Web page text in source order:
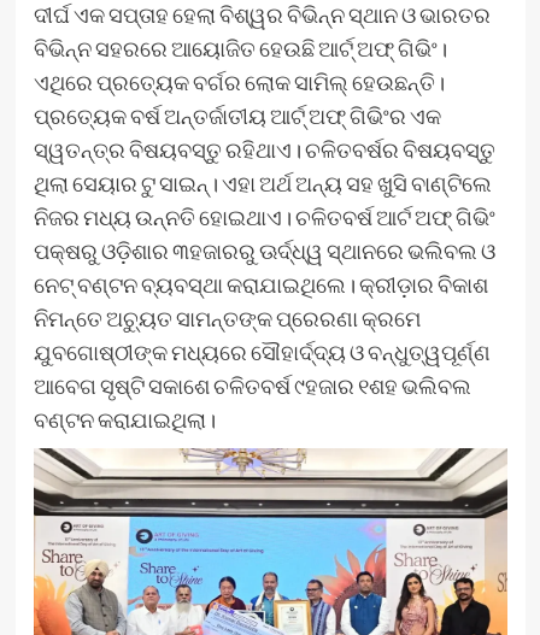
ଦୀର୍ଘ ଏକ ସପ୍ତାହ ହେଲା ବିଶ୍ୱର ବିଭିନ୍ନ ସ୍ଥାନ ଓ ଭାରତର
ବିଭିନ୍ନ ସହରରେ ଆୟୋଜିତ ହେଉଛି ଆର୍ଟ୍ ଅଫ୍ ଗିଭିଂ।
ଏଥିରେ ପ୍ରତ୍ୟେକ ବର୍ଗର ଲୋକ ସାମିଲ୍ ହେଉଛନ୍ତି।
ପ୍ରତ୍ୟେକ ବର୍ଷ ଅନ୍ତର୍ଜାତୀୟ ଆର୍ଟ୍ ଅଫ୍ ଗିଭିଂର ଏକ
ସ୍ୱତନ୍ତ୍ର ବିଷୟବସ୍ତୁ ରହିଥାଏ। ଚଳିତବର୍ଷର ବିଷୟବସ୍ତୁ
ଥିଲା ସେୟାର ଟୁ ସାଇନ୍। ଏହା ଅର୍ଥ ଅନ୍ୟ ସହ ଖୁସି ବାଣ୍ଟିଲେ
ନିଜର ମଧ୍ୟ ଉନ୍ନତି ହୋଇଥାଏ। ଚଳିତବର୍ଷ ଆର୍ଟ ଅଫ୍ ଗିଭିଂ
ପକ୍ଷରୁ ଓଡ଼ିଶାର ୩ହଜାରରୁ ଊର୍ଦ୍ଧ୍ୱ ସ୍ଥାନରେ ଭଲିବଲ ଓ
ନେଟ୍ ବଣ୍ଟନ ବ୍ୟବସ୍ଥା କରାଯାଇଥିଲେ। କ୍ରୀଡ଼ାର ବିକାଶ
ନିମନ୍ତେ ଅଚ୍ୟୁତ ସାମନ୍ତଙ୍କ ପ୍ରେରଣା କ୍ରମେ
ଯୁବଗୋଷ୍ଠୀଙ୍କ ମଧ୍ୟରେ ସୌହାର୍ଦ୍ଦ୍ୟ ଓ ବନ୍ଧୁତ୍ୱପୂର୍ଣ୍ଣ
ଆବେଗ ସୃଷ୍ଟି ସକାଶେ ଚଳିତବର୍ଷ ୯ହଜାର ୧ଶହ ଭଲିବଲ
ବଣ୍ଟନ କରାଯାଇଥିଲା।